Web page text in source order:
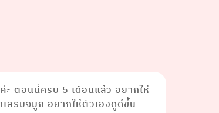
ะ ตอนนี้ครบ 5 เดือนแล้ว อยากให้
สริมจมูก อยากให้ตัวเองดูดึขึ้น